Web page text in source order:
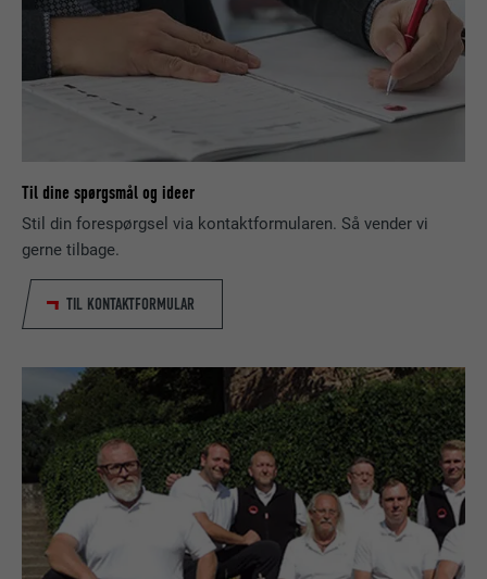
Til dine spørgsmål og ideer
Stil din forespørgsel via kontaktformularen. Så vender vi
gerne tilbage.
TIL KONTAKTFORMULAR
Indeholder ingen identifikatorer.
FORLØB Session
FORMÅL
Indstilles af LinkedIn, når et websted
indeholder et indlejret "Følg os"-vindue.
bcookie
UDBYDER LinkedIn
FORLØB
FORMÅL
Bruges af den sociale netværkstjeneste
LinkedIn til at spore brugen af indlejrede
NAVN bscookie
UDBYDER LinkedIn
FORLØB
Bruges af den sociale netværkstjeneste